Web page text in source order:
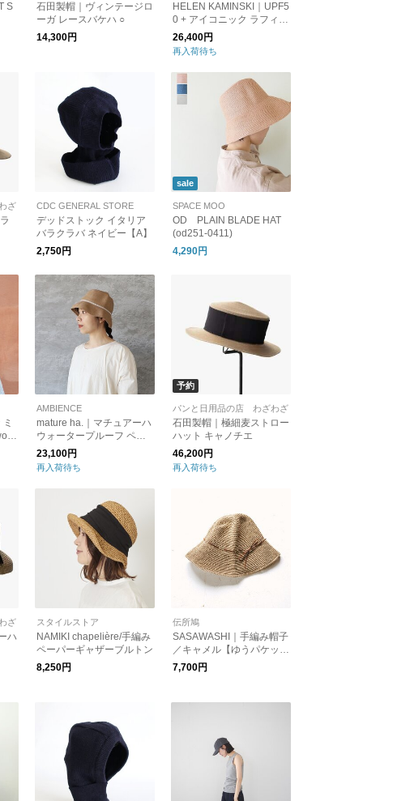
S
石田製帽｜ヴィンテージロ
ーガ レースバケハ ○
14,300円
HELEN KAMINSKI｜UPF5
0 + アイコニック ラフィア
ブレード サンバイザー mit
a-23ss-mt
26,400円
再入荷待ち
ざ CDC GENERAL STORE
デッドストック イタリア
バラクラバ ネイビー【A】
2,750円
sale
SPACE MOO
OD PLAIN BLADE HAT
(od251-0411)
4,290円
AMBIENCE
mature ha.｜マチュアーハ
ウォータープルーフ ペー
パーブレードライトハット
ショート WP paper braid l
23,100円
再入荷待ち
予約
パンと日用品の店 わざわざ
石田製帽｜極細麦ストロー
ハット キャノチエ
46,200円
再入荷待ち
ざ
ハ
スタイルストア
NAMIKI chapelière/手編み
ペーパーギャザーブルトン
8,250円
伝所鳩
SASAWASHI｜手編み帽子
／キャメル【ゆうパケット
対応】
7,700円